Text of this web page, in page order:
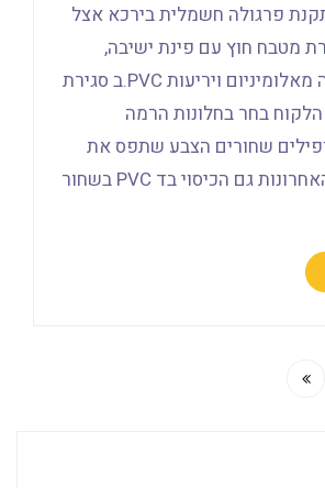
פרגולה חשמלית בירכא אצל
מטבח חוץ עם פינת ישיבה,
הפרגולה עשויה מאלומיניום ויריעות PVC.ב סגירת
בחר בחלונות הרמה
שחורים הצבע שתפס את
השטח בשנים האחרונות גם הכיסוי בד PVC בשחור